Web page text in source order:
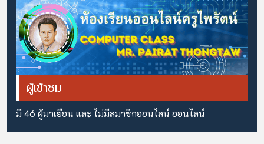
ผู้เข้าชม
มี 46 ผู้มาเยือน และ ไม่มีสมาชิกออนไลน์ ออนไลน์